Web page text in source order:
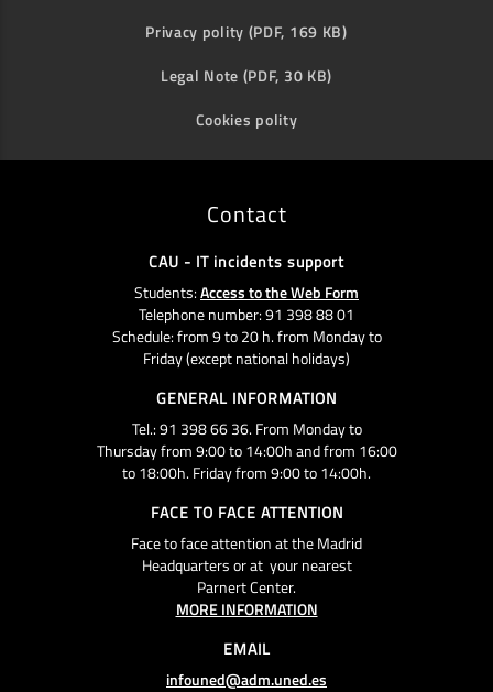
Privacy polity (PDF, 169 KB)
Legal Note (PDF, 30 KB)
Cookies polity
Contact
CAU - IT incidents support
Students:Access to the Web Form
Telephone number: 91 398 88 01
Schedule: from 9 to 20 h. from Monday to
Friday (except national holidays)
GENERAL INFORMATION
Tel.: 91 398 66 36. From Monday to
Thursday from 9:00 to 14:00h and from 16:00
to 18:00h. Friday from 9:00 to 14:00h.
FACE TO FACE ATTENTION
Face to face attention at the Madrid
Headquarters or at your nearest
Parnert Center.
MORE INFORMATION
EMAIL
infouned@adm.uned.es